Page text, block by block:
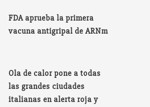
FDA aprueba la primera
vacuna antigripal de ARNm
Ola de calor pone a todas
las grandes ciudades
italianas en alerta roja y